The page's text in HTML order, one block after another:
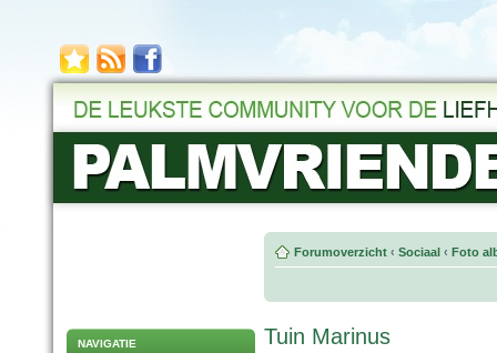
NAVIGATIE
Forumoverzicht ‹ Sociaal ‹ Foto
Tuin Marinus